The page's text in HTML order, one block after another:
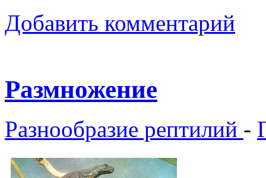
Добавить комментарий
Размножение
Разнообразие рептилий -